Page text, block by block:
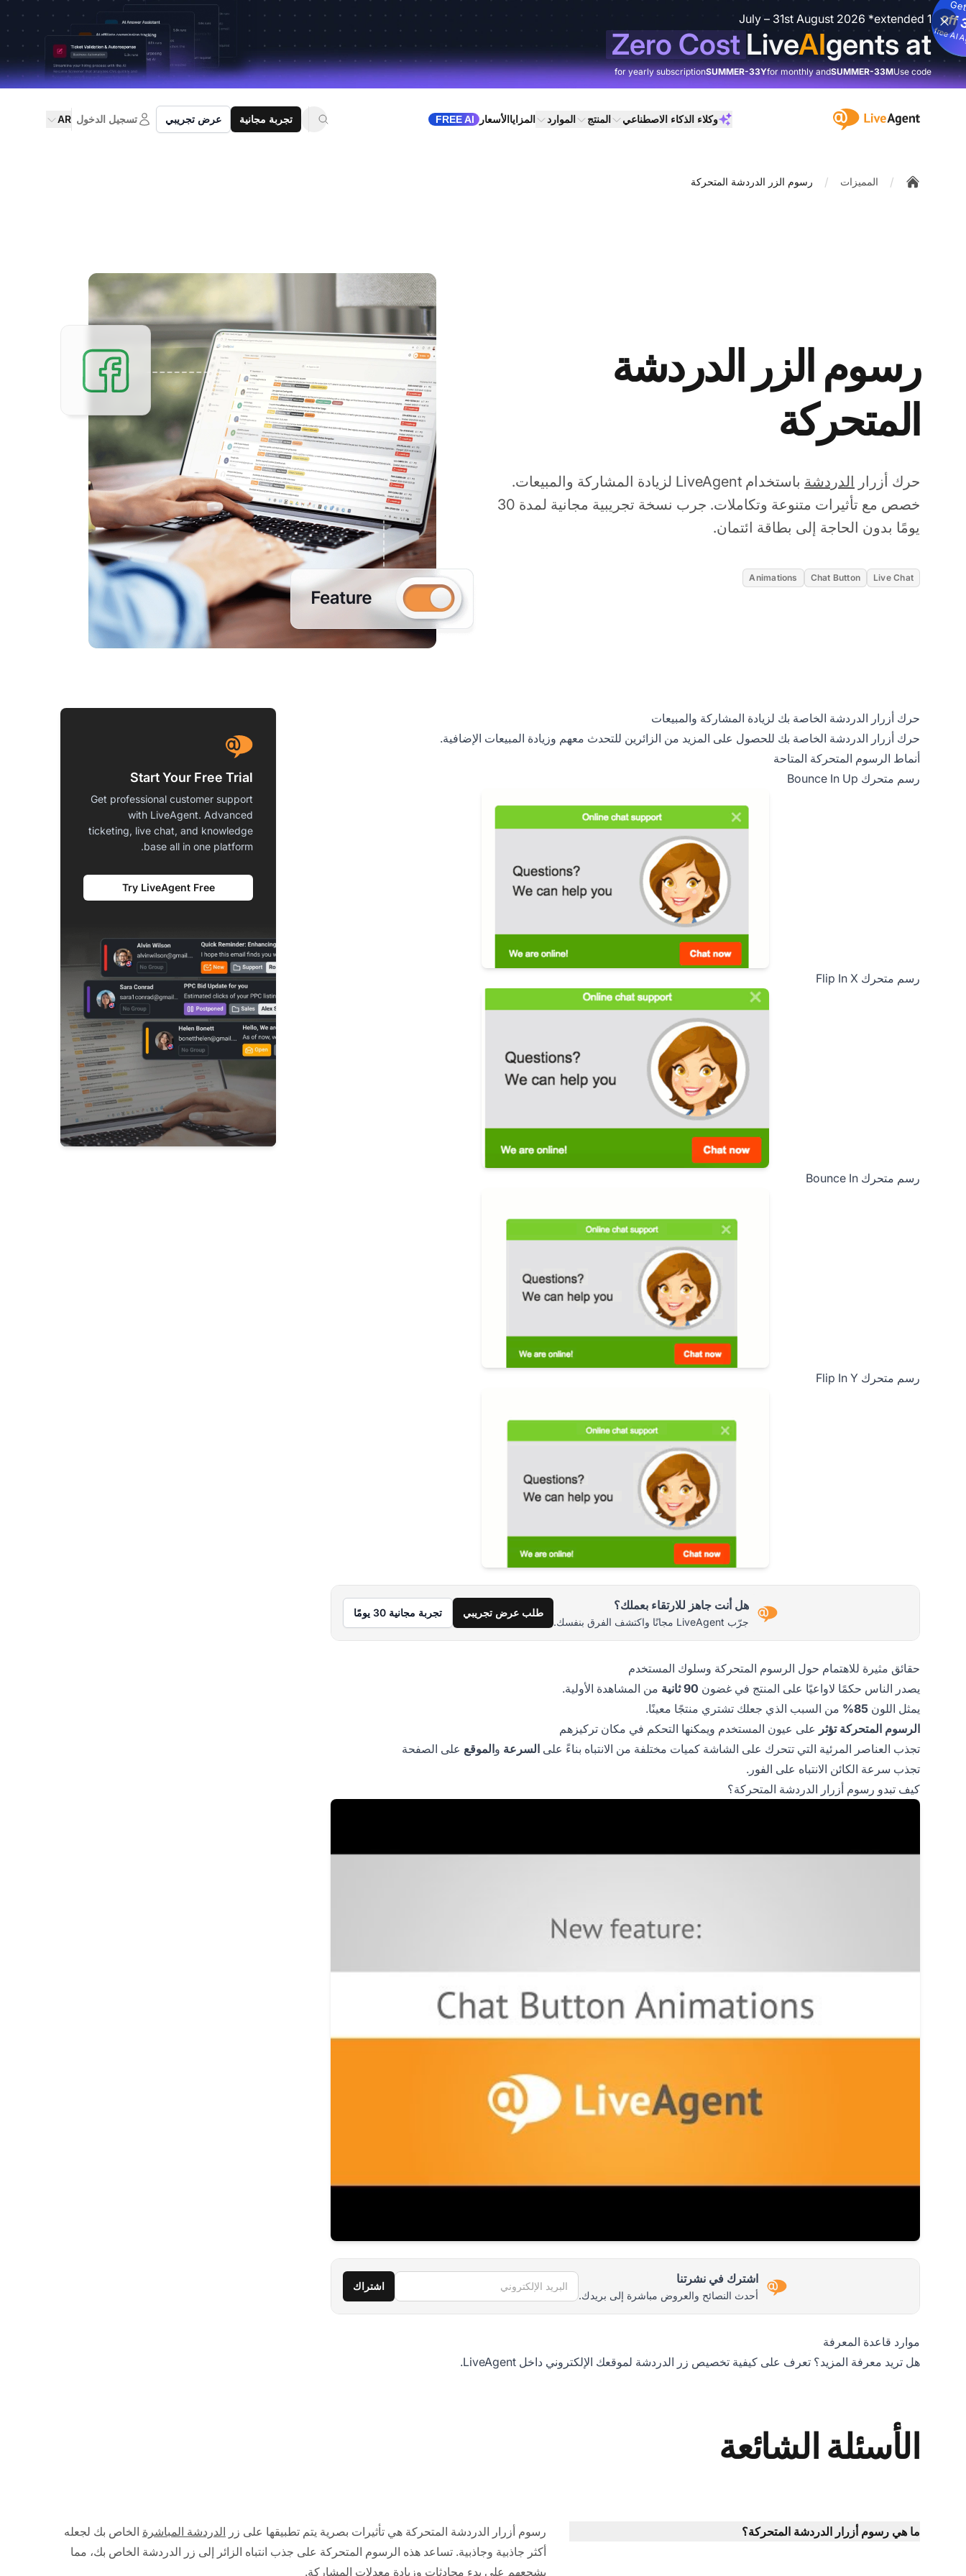
1 July – 31st August 2026 *extended
LiveAIgents at
Zero Cost
3
3
%
o
I
Use code
SUMMER-33M
for monthly and
SUMMER-33Y
for yearly subscription
:site.title وكلاء الذكاء الاصطناعي المنتج الموارد المزاياالأسعار FREE AI تجربة مجانية عرض تجريبي تسجيل الدخول AR
/ المميزات / رسوم الزر الدردشة المتحركة
رسوم الزر الدردشة
المتحركة
حرك أزرار الدردشة
باستخدام LiveAgent لزيادة المشاركة والمبيعات.
خصص مع تأثيرات متنوعة وتكاملات. جرب نسخة تجريبية مجانية لمدة 30
يومًا بدون الحاجة إلى بطاقة ائتمان.
Live Chat
Chat Button
Animations
حرك أزرار الدردشة الخاصة بك لزيادة المشاركة والمبيعات
حرك أزرار الدردشة الخاصة بك للحصول على المزيد من الزائرين للتحدث معهم وزيادة المبيعات الإضافية.
أنماط الرسوم المتحركة المتاحة
رسم متحرك Bounce In Up
رسم متحرك Flip In X
رسم متحرك Bounce In
رسم متحرك Flip In Y
هل أنت جاهز للارتقاء بعملك؟
جرّب LiveAgent مجانًا واكتشف الفرق بنفسك.
طلب عرض تجريبي تجربة مجانية 30 يومًا
حقائق مثيرة للاهتمام حول الرسوم المتحركة وسلوك المستخدم
يصدر الناس حكمًا لاواعيًا على المنتج في غضون 90 ثانية
من المشاهدة الأولية.
يمثل اللون 85%
من السبب الذي جعلك تشتري منتجًا معينًا.
الرسوم المتحركة تؤثر على عيون المستخدم ويمكنها التحكم في مكان تركيزهم
تجذب العناصر المرئية التي تتحرك على الشاشة كميات مختلفة من الانتباه بناءً على السرعة والموقع على الصفحة
تجذب سرعة الكائن الانتباه على الفور.
كيف تبدو رسوم أزرار الدردشة المتحركة؟
اشترك في نشرتنا
أحدث النصائح والعروض مباشرة إلى بريدك.
البريد الإلكتروني اشتراك
موارد قاعدة المعرفة
هل تريد معرفة المزيد؟ تعرف على كيفية تخصيص زر الدردشة لموقعك الإلكتروني داخل LiveAgent.
Start Your Free Trial
Get professional customer support
with LiveAgent. Advanced
ticketing, live chat, and knowledge
base all in one platform.
Try LiveAgent Free
الأسئلة الشائعة
ما هي رسوم أزرار الدردشة المتحركة؟ رسوم أزرار الدردشة المتحركة هي تأثيرات بصرية يتم تطبيقها على زر الدردشة المباشرة الخاص بك لجعله
أكثر جاذبية وجاذبية. تساعد هذه الرسوم المتحركة على جذب انتباه الزائر إلى زر الدردشة الخاص بك، مما
يشجعهم على بدء محادثات وزيادة معدلات المشاركة.